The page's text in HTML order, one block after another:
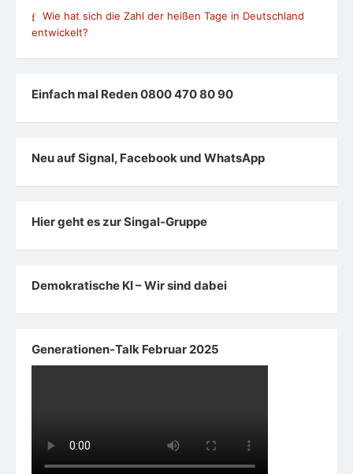
Wie hat sich die Zahl der heißen Tage in Deutschland
entwickelt?
Einfach mal Reden 0800 470 80 90
Neu auf Signal, Facebook und WhatsApp
Hier geht es zur Singal-Gruppe
Demokratische KI – Wir sind dabei
Generationen-Talk Februar 2025